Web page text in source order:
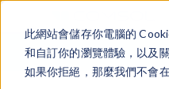
此網站會儲存你電腦的
和自訂你的瀏覽體驗，以及
如果你拒絕，那麼我們不會